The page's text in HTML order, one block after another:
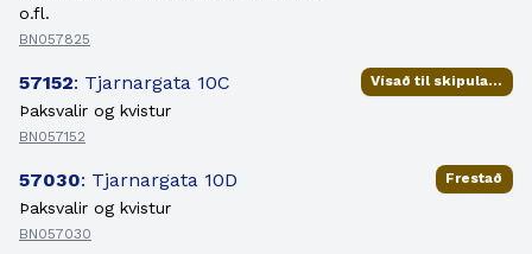
o.fl.
BN057825
57152: Tjarnargata 10C
Þaksvalir og kvistur
BN057152
Vísað til skipulagsfulltrúa
57030: Tjarnargata 10D
Þaksvalir og kvistur
BN057030
Frestað